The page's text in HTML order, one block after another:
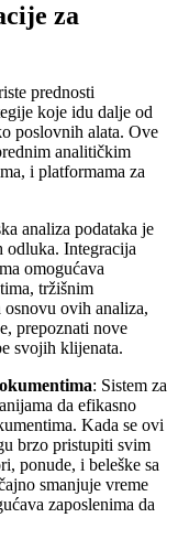
za
prednosti
koje idu dalje od
poslovnih alata. Ove
analitičkim
i platformama za
analiza podataka je
odluka. Integracija
omogućava
tržišnim
ovih analiza,
prepoznati nove
svojih klijenata.
: Sistem za
da efikasno
Kada se ovi
brzo pristupiti svim
ponude, i beleške sa
smanjuje vreme
zaposlenima da